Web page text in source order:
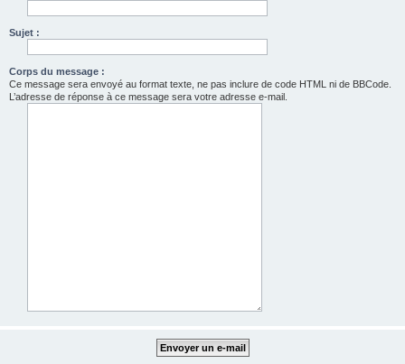
Sujet :
Corps du message :
Ce message sera envoyé au format texte, ne pas inclure de code HTML ni de BBCode.
L’adresse de réponse à ce message sera votre adresse e-mail.